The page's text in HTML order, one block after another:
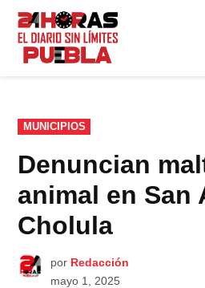
Saltar
contenido
PUBLICADO
EN
MUNICIPIOS
Denuncian
animal en San
Cholula
por Redacción
mayo 1, 2025